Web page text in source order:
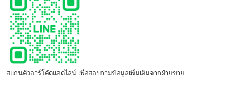
สแกนคิวอาร์โค้ดแอดไลน์ เพื่อสอบถามข้อมูลเพิ่มเติมจากฝ่ายขาย